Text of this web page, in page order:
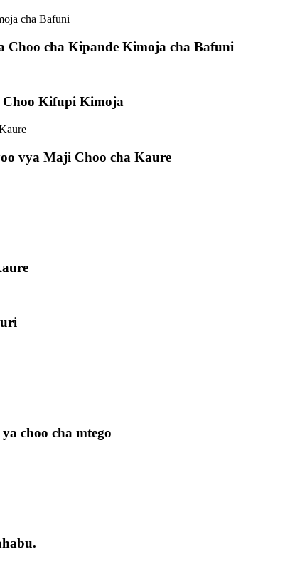
Choo cha Kipande Kimoja cha Bafuni
Choo Kifupi Kimoja
vya Maji Choo cha Kaure
choo cha mtego